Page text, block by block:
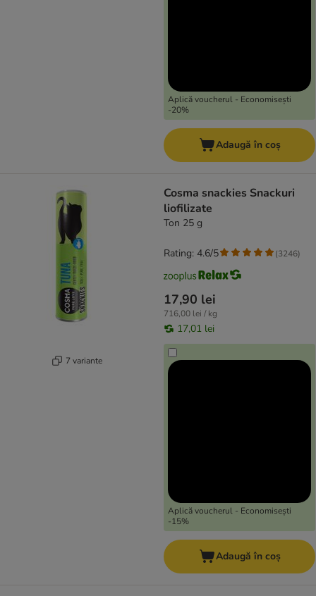
Aplică voucherul - Economisești
-20%
Adaugă în coș
7 variante
Cosma snackies Snackuri
liofilizate
Ton 25 g
17,90 lei
716,00 lei / kg
17,01 lei
Aplică voucherul - Economisești
-15%
Rating: 4.6/5 (3246)
Adaugă în coș